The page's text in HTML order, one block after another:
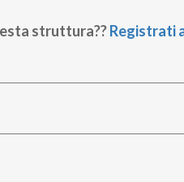
struttura??Registrati